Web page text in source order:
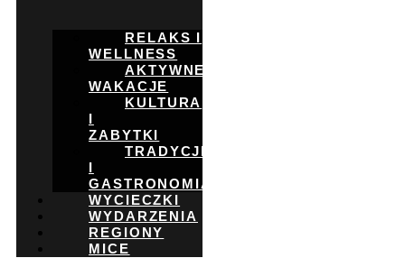
RELAKS I
WELLNESS
AKTYWNE
WAKACJE
KULTURA
I
ZABYTKI
TRADYCJE
I
GASTRONOMIA
WYCIECZKI
WYDARZENIA
REGIONY
MICE